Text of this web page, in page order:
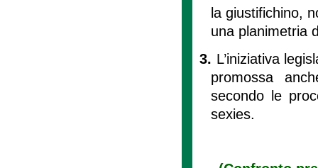
la giustifichino,
una planimetria
3. L’iniziativa
promossa
secondo le
sexies.